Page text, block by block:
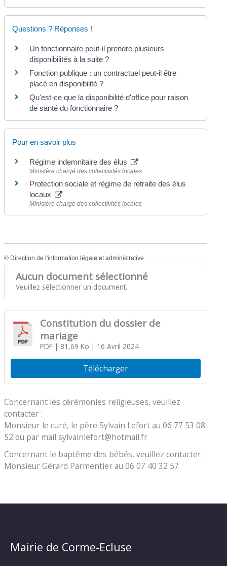
Questions ? Réponses !
Un fonctionnaire peut-il prendre plusieurs
disponibilités à la suite ?
Fonction publique : un contractuel peut-il être
placé en disponibilité ?
Qu'est-ce que la disponibilité d'office pour raison
de santé du fonctionnaire ?
Pour en savoir plus
Régime indemnitaire des élus
Ministère chargé des collectivités locales
Protection sociale et régime de retraite des élus
locaux
Ministère chargé des collectivités locales
© Direction de l'information légale et administrative
Aucun document sélectionné
Veuillez sélectionner un document.
Constitution du dossier de
mariage
PDF| 81,69 Ko | 16 Avril 2024
Télécharger
Concernant les cérémonies religieuses, veuillez
contacter :
Monsieur le curé, le père Sylvain Lefort au 06 77 53 08
52 ou par mail sylvainlefort@hotmail.fr
Concernant le baptême des bébés, veuillez contacter :
Monsieur Gérard Parmentier au 06 07 40 32 57
Mairie de Corme-Ecluse